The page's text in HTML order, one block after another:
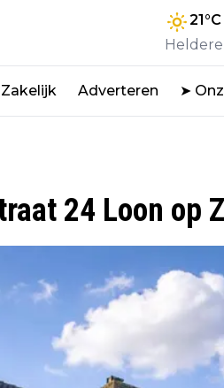
21°C
Heldere
Zakelijk Adverteren ➤
24 Loon op